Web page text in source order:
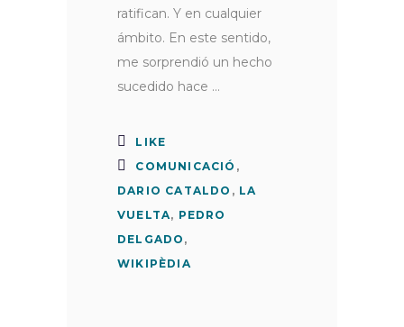
ratifican. Y en cualquier
ámbito. En este sentido,
me sorprendió un hecho
sucedido hace
LIKE
COMUNICACIÓ ,
DARIO CATALDO , LA
VUELTA, PEDRO
DELGADO ,
WIKIPÈDIA